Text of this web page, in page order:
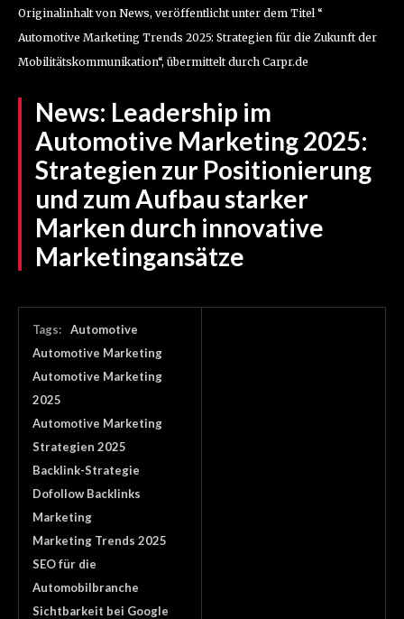
Originalinhalt von News, veröffentlicht unter dem Titel “
Automotive Marketing Trends 2025: Strategien für die Zukunft der
Mobilitätskommunikation“, übermittelt durch Carpr.de
News: Leadership im
Automotive Marketing 2025:
Strategien zur Positionierung
und zum Aufbau starker
Marken durch innovative
Marketingansätze
Tags:
Automotive
Automotive Marketing
Automotive Marketing
2025
Automotive Marketing
Strategien 2025
Backlink-Strategie
Dofollow Backlinks
Marketing
Marketing Trends 2025
SEO für die
Automobilbranche
Sichtbarkeit bei Google